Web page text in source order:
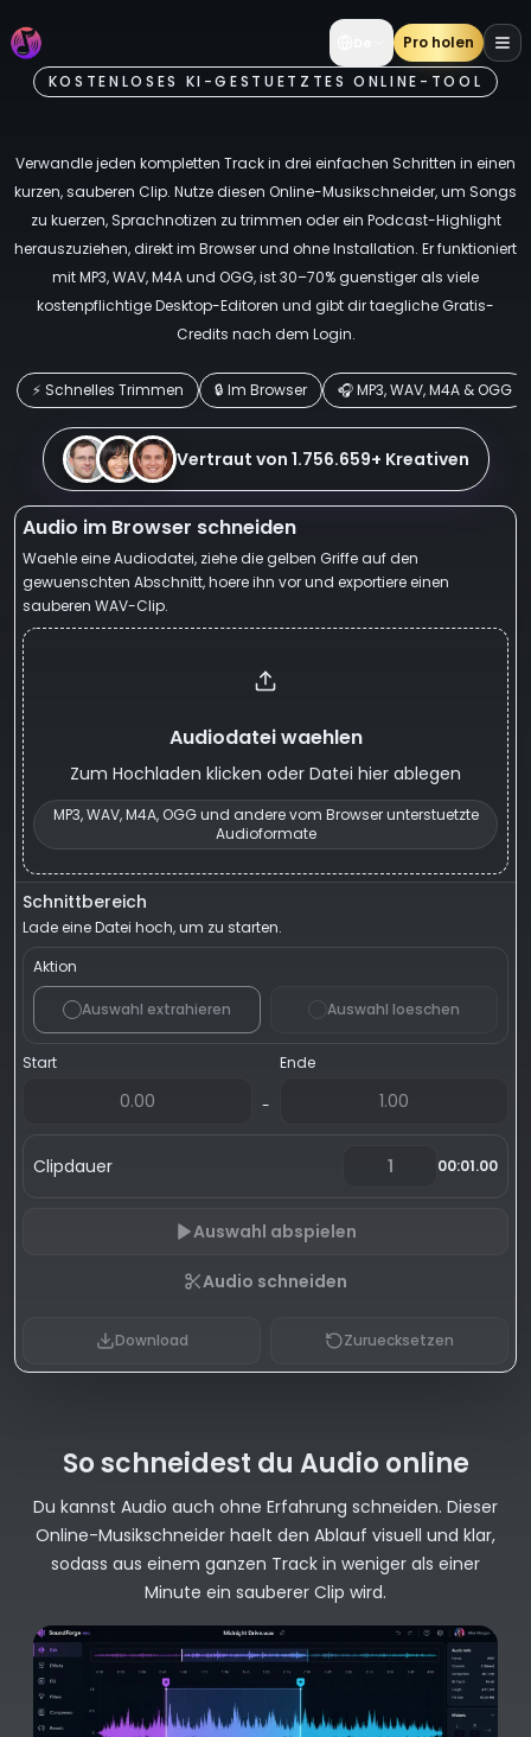
Pro holen
KOSTENLOSES KI-GESTUETZTES ONLINE-TOOL
Verwandle jeden kompletten Track in drei einfachen Schritten in einen
kurzen, sauberen Clip. Nutze diesen Online-Musikschneider, um Songs
zu kuerzen, Sprachnotizen zu trimmen oder ein Podcast-Highlight
herauszuziehen, direkt im Browser und ohne Installation. Er funktioniert
mit MP3, WAV, M4A und OGG, ist 30–70% guenstiger als viele
kostenpflichtige Desktop-Editoren und gibt dir taegliche Gratis-
Credits nach dem Login.
⚡ Schnelles Trimmen 🔒 Im Browser 🎧 MP3, WAV, M4A & OGG
Vertraut von 1.756.659+ Kreativen
Audio im Browser schneiden
Waehle eine Audiodatei, ziehe die gelben Griffe auf den
gewuenschten Abschnitt, hoere ihn vor und exportiere einen
sauberen WAV-Clip.
Audiodatei waehlen
Zum Hochladen klicken oder Datei hier ablegen
MP3, WAV, M4A, OGG und andere vom Browser unterstuetzte
Audioformate
Schnittbereich
Lade eine Datei hoch, um zu starten.
Aktion
Auswahl extrahieren Auswahl loeschen
Start
-
Ende
Clipdauer 00:01.00
Auswahl abspielen
Audio schneiden
Download Zuruecksetzen
So schneidest du Audio online
Du kannst Audio auch ohne Erfahrung schneiden. Dieser
Online-Musikschneider haelt den Ablauf visuell und klar,
sodass aus einem ganzen Track in weniger als einer
Minute ein sauberer Clip wird.